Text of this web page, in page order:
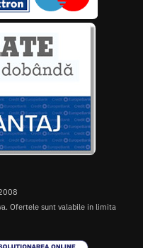
Ofertele sunt valabile in limita